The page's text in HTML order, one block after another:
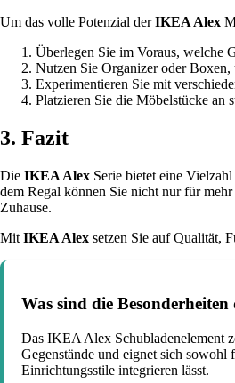
Um das volle Potenzial derIKEA Alex
Überlegen Sie im Voraus, welche
Nutzen Sie Organizer oder
Experimentieren Sie mit
Platzieren Sie die Möbelstücke an
3. Fazit
Die IKEA Alex Serie bietet eine
dem Regal können Sie nicht nur für
Zuhause.
Mit IKEA Alex setzen Sie auf Qualität,
Was sind die
Das IKEA Alex Schubladenelement
Gegenstände und eignet sich
Einrichtungsstile integrieren lässt.